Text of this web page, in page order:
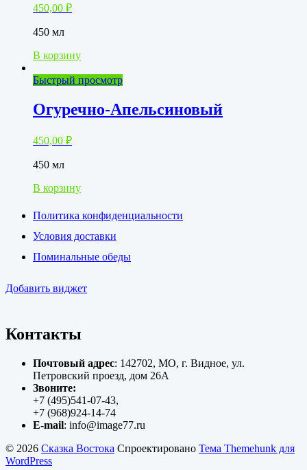
450,00 ₽
450 мл
В корзину
Быстрый просмотр
Огуречно-Апельсиновый
450,00 ₽
450 мл
В корзину
Политика конфиденциальности
Условия доставки
Поминальные обеды
Добавить виджет
Контакты
Почтовый адрес: 142702, МО, г. Видное, ул.
Петровский проезд, дом 26А
Звоните:
+7 (495)541-07-43,
+7 (968)924-14-74
E-mail: info@image77.ru
© 2026 Сказка Востока Спроектировано Тема Themehunk для
WordPress